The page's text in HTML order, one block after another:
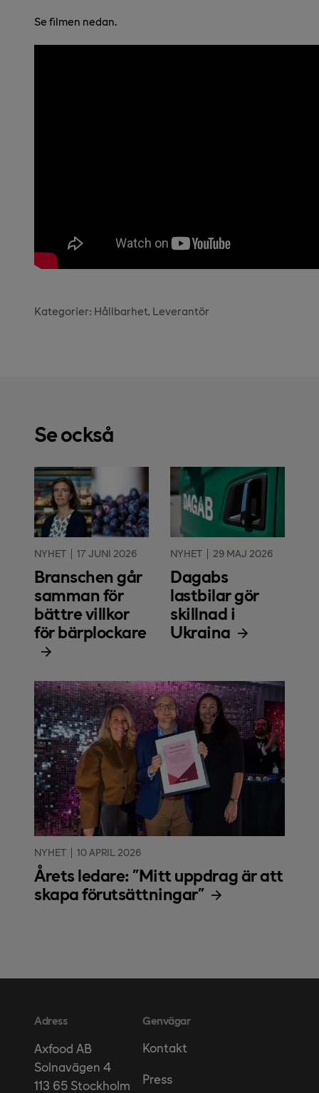
Se filmen nedan.
Kategorier: Hållbarhet Leverantör
Se också
NYHET 17 JUNI 2026
Branschen går
samman för
bättre villkor
för bärplockare
NYHET 29 MAJ 2026
Dagabs
lastbilar gör
skillnad i
Ukraina
NYHET 10 APRIL 2026
Årets ledare: "Mitt uppdrag är att
skapa förutsättningar"
Adress
Axfood AB
Solnavägen 4
113 65 Stockholm
Genvägar
Kontakt
Press